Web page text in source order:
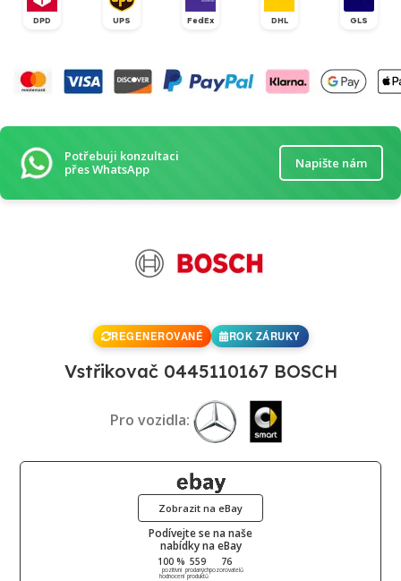
DPD UPS FedEx DHL GLS
Potřebuji konzultaci
přes WhatsApp
Napište nám
REGENEROVANÉ ROK ZÁRUKY
Vstřikovač 0445110167 BOSCH
Pro vozidla:
Podívejte se na naše
nabídky na eBay
100 %
pozitivní
hodnocení
559
prodaných
produktů
76
pozorovatelů
Zobrazit na eBay